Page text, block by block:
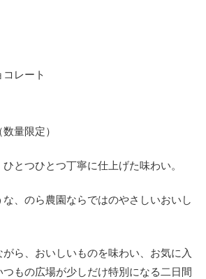
コレート
量限定）
とつひとつ丁寧に仕上げた味わい。
、のら農園ならではのやさしいおいし
ら、おいしいものを味わい、お気に入
つもの広場が少しだけ特別になる二日間